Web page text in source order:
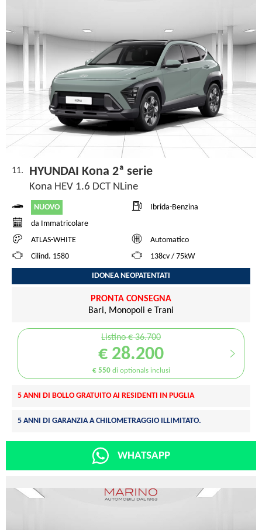
11. HYUNDAI Kona 2ª serie
Kona HEV 1.6 DCT NLine
NUOVO
Ibrida-Benzina
da Immatricolare
ATLAS-WHITE
Automatico
Cilind. 1580
138cv / 75kW
IDONEA NEOPATENTATI
PRONTA CONSEGNA
Bari, Monopoli e Trani
Listino € 36.700
€ 28.200
€ 550di optionals inclusi
5 ANNI DI BOLLO GRATUITO AI RESIDENTI IN PUGLIA
5 ANNI DI GARANZIA A CHILOMETRAGGIO ILLIMITATO.
WHATSAPP